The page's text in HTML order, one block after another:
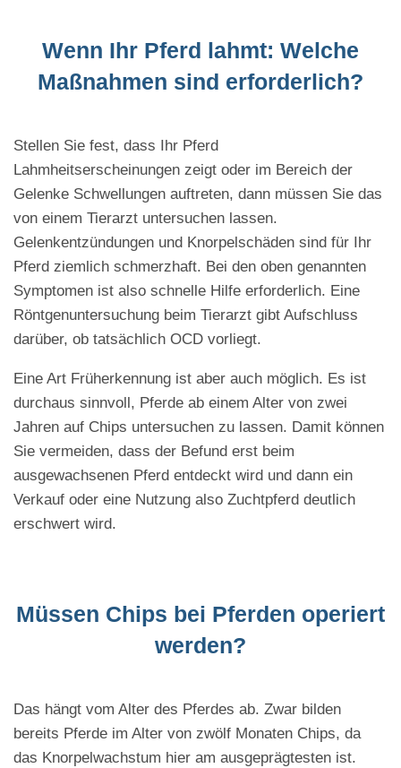
Wenn Ihr Pferd lahmt: Welche
Maßnahmen sind erforderlich?
Stellen Sie fest, dass Ihr Pferd
Lahmheitserscheinungen zeigt oder im Bereich der
Gelenke Schwellungen auftreten, dann müssen Sie das
von einem Tierarzt untersuchen lassen.
Gelenkentzündungen und Knorpelschäden sind für Ihr
Pferd ziemlich schmerzhaft. Bei den oben genannten
Symptomen ist also schnelle Hilfe erforderlich. Eine
Röntgenuntersuchung beim Tierarzt gibt Aufschluss
darüber, ob tatsächlich OCD vorliegt.
Eine Art Früherkennung ist aber auch möglich. Es ist
durchaus sinnvoll, Pferde ab einem Alter von zwei
Jahren auf Chips untersuchen zu lassen. Damit können
Sie vermeiden, dass der Befund erst beim
ausgewachsenen Pferd entdeckt wird und dann ein
Verkauf oder eine Nutzung also Zuchtpferd deutlich
erschwert wird.
Müssen Chips bei Pferden operiert
werden?
Das hängt vom Alter des Pferdes ab. Zwar bilden
bereits Pferde im Alter von zwölf Monaten Chips, da
das Knorpelwachstum hier am ausgeprägtesten ist.